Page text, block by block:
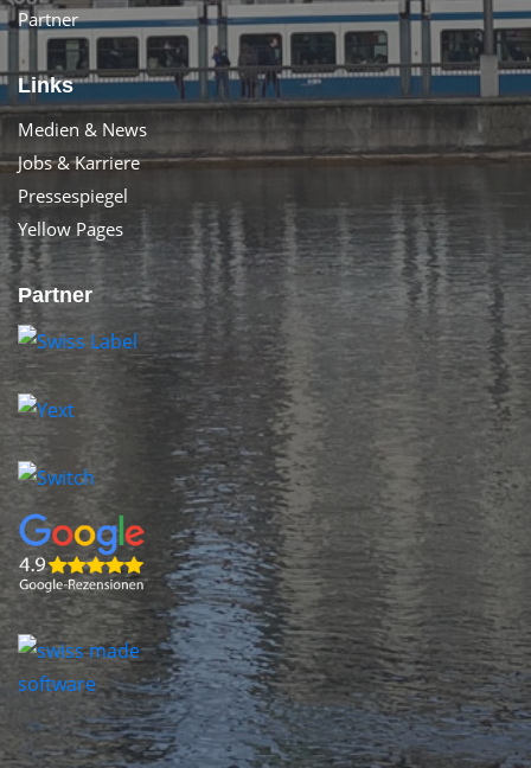
Partner
Links
Medien & News
Jobs & Karriere
Pressespiegel
Yellow Pages
Partner